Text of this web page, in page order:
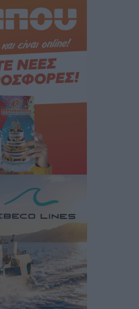
Γεωργιάδη
Νίκος Ανδρουλάκης
υπεράκτια
στη χώρα μας
παρά τις
– Οι οδηγίες
ο Χάρτης Πρόβλεψης